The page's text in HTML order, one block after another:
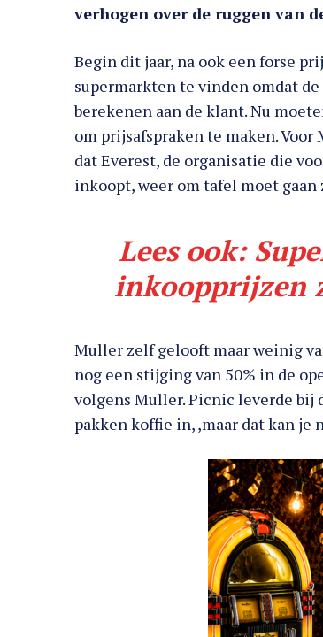
verhogen over de ruggen van
Begin dit jaar, na ook een forse
supermarkten te vinden omdat
berekenen aan de klant. Nu
om prijsafspraken te maken.
dat Everest, de organisatie die
inkoopt, weer om tafel moet
Lees ook:
inkoopprijzen
Muller zelf gelooft maar weinig
nog een stijging van 50% in de
volgens Muller. Picnic leverde bij
pakken koffie in, ,maar dat kan je